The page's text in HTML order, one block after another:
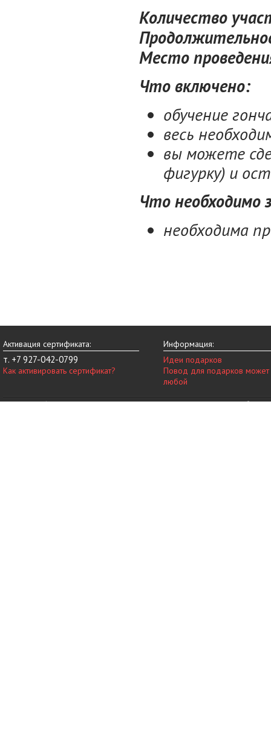
Количество
Место
Что включено:
обучение
весь
вы можете
фигурку) и
Что необходимо
необходима
Активация сертификата:
т. +7 927-042-0799
Как активировать сертификат?
Информация:
Идеи подарков
Повод для подарков может
любой
© 2014-2026 vip-vnovinky.ru – магазин подарочных сертификатов в